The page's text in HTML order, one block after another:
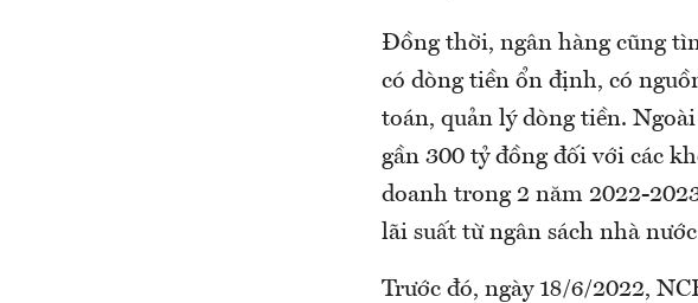
Đồng thời, ngân hàng cũng
có dòng tiền ổn định, có
toán, quản lý dòng tiền.
gần 300 tỷ đồng đối với các
doanh trong 2 năm 2022-
lãi suất từ ngân sách nhà
Trước đó, ngày 18/6/2022,